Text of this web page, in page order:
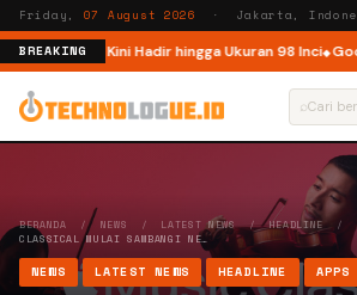
Friday, 07 August 2026 · Jakarta,
BREAKING
Indonesia, Kini Hadir hingga Ukuran 98 Inci
⌕
BERANDA / NEWS / LATEST NEWS/HEADLINE/
CLASSICAL MULAI SAMBANGI NE…
NEWS LATEST NEWS HEADLINE APPS